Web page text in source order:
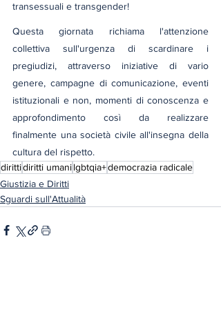
transessuali e transgender!
Questa giornata richiama l'attenzione
collettiva sull'urgenza di scardinare i
pregiudizi, attraverso iniziative di vario
genere, campagne di comunicazione, eventi
istituzionali e non, momenti di conoscenza e
approfondimento così da realizzare
finalmente una società civile all'insegna della
cultura del rispetto.
dirittidiritti umanilgbtqia+democrazia radicale
Giustizia e Diritti
Sguardi sull'Attualità